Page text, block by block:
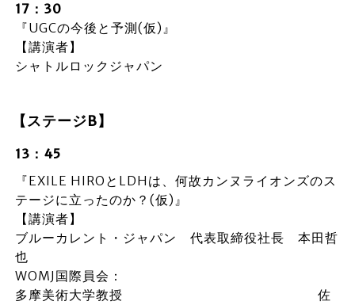
17：30
『UGCの今後と予測(仮)』
【講演者】
シャトルロックジャパン
【ステージB】
13：45
『EXILE HIROとLDHは、何故カンヌライオンズのス
テージに立ったのか？(仮)』
【講演者】
ブルーカレント・ジャパン 代表取締役社長 本田哲
也
WOMJ国際員会：
多摩美術大学教授 佐